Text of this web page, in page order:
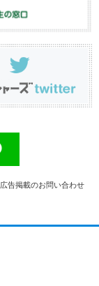
広告掲載のお問い合わせ